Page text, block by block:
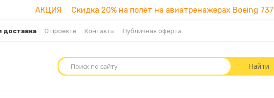
АКЦИЯ Скидка 20% на полёт на авиатренажерах Boeing
доставка О проекте Контакты Публичная оферта